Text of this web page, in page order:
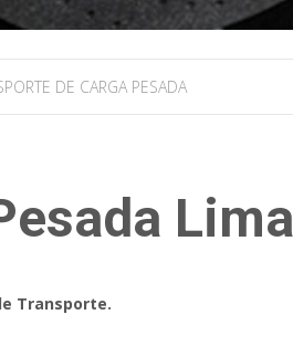
DE CARGA PESADA
Transporte.